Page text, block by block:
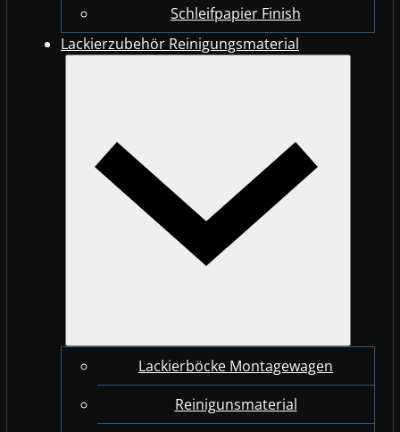
Schleifpapier Finish
Lackierzubehör Reinigungsmaterial
Lackierböcke Montagewagen
Reinigunsmaterial